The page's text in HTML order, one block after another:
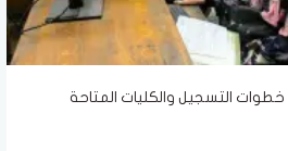
تنسيق المرحلة الثانية 2026.. خطوات التسجيل والكليات المتاحة